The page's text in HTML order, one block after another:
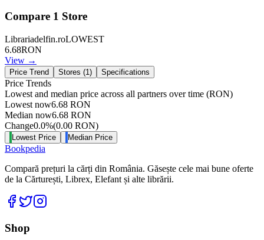
Compare 1 Store
Librariadelfin.roLOWEST
6.68RON
View →
Price Trend Stores (1) Specifications
Price Trends
Lowest and median price across all partners over time (RON)
Lowest now6.68 RON
Median now6.68 RON
Change0.0%(0.00 RON)
Lowest Price Median Price
Bookpedia
Compară prețuri la cărți din România. Găsește cele mai bune oferte
de la Cărturești, Librex, Elefant și alte librării.
Facebook
Twitter
Shop